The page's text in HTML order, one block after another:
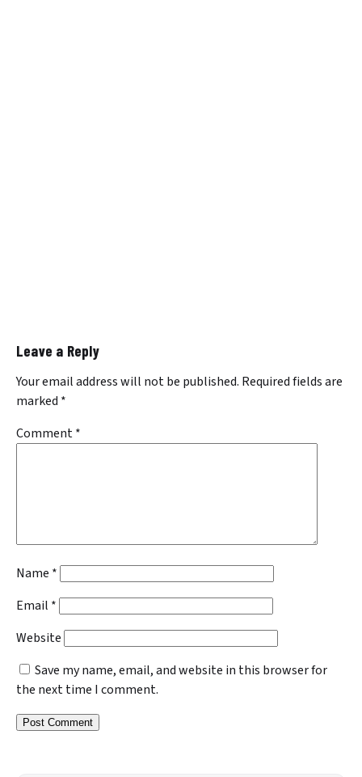
Leave a Reply
Your email address will not be published. Required fields are
marked *
Comment*
Name *
Email *
Website
Save my name, email, and website in this browser for
the next time I comment.